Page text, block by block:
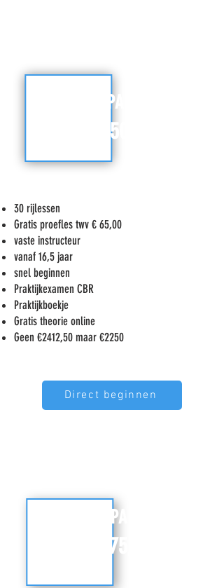
TOP PAKKET
30 rijlessen
Gratis proefles twv € 65,00
vaste instructeur
vanaf 16,5 jaar
snel beginnen
Praktijkexamen CBR
Praktijkboekje
Gratis theorie online
Geen €2412,50 maar €2250
Direct beginnen
€ 2250,00
SUPER PAKKET
€ 2575,00